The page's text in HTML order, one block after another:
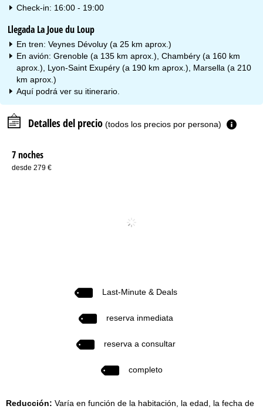
Check-in: 16:00 - 19:00
Llegada La Joue du Loup
En tren: Veynes Dévoluy (a 25 km aprox.)
En avión: Grenoble (a 135 km aprox.), Chambéry (a 160 km
aprox.), Lyon-Saint Exupéry (a 190 km aprox.), Marsella (a 210
km aprox.)
Aquí podrá ver su itinerario
Detalles del precio (todos los precios por persona)
7 noches
desde 279 €
Last-Minute & Deals
reserva inmediata
reserva a consultar
completo
Reducción: Varía en función de la habitación, la edad, la fecha de